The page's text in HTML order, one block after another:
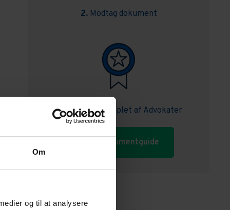
Om
og til at analysere
2.Modtag dokument
3.Kvalitetsstemplet af Advokater
Start dokumentguide